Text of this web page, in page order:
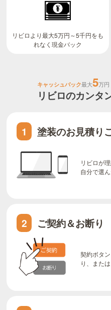
リビロより最大5万円～5千円をも
れなく現金バック
キャッシュバック最大5万円
リビロのカンタ
1 塗装のお見積り
リビロが
自分で選
2 ご契約＆お断り
契約ボタ
り、また